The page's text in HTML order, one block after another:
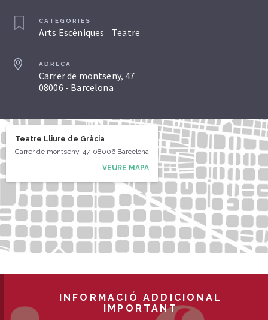
CATEGORIES
Arts Escèniques Teatre
ADREÇA
Carrer de montseny, 47
08006 - Barcelona
Teatre Lliure de Gràcia
Carrer de montseny, 47, 08006 Barcelona
VEURE MAPA
INFORMACIÓ ADDICIONAL
IMPORTANT